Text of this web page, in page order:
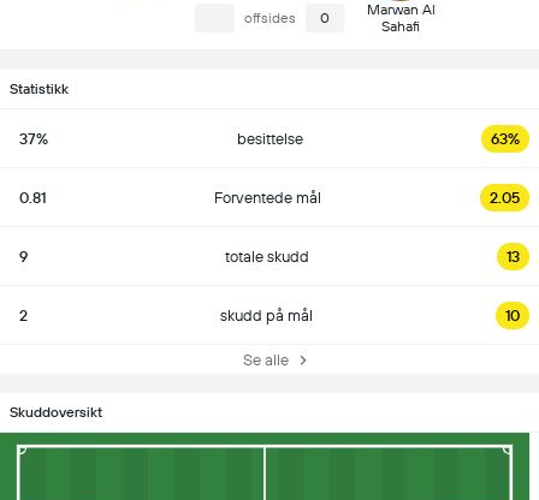
offsides 0
Marwan Al
Sahafi
Statistikk
37% besittelse 63%
0.81 Forventede mål 2.05
9 totale skudd 13
2 skudd på mål 10
Se alle
Skuddoversikt